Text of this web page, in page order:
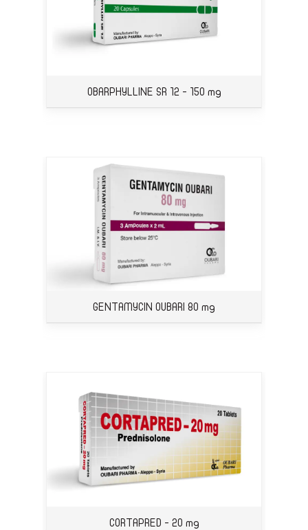
OBARPHYLLINE SR 12 - 150 mg
GENTAMYCIN OUBARI 80 mg
CORTAPRED - 20 mg